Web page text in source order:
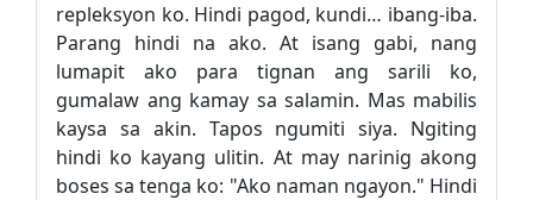
repleksyon ko. Hindi pagod, kundi… ibang-iba.
Parang hindi na ako. At isang gabi, nang
lumapit ako para tignan ang sarili ko,
gumalaw ang kamay sa salamin. Mas mabilis
kaysa sa akin. Tapos ngumiti siya. Ngiting
hindi ko kayang ulitin. At may narinig akong
boses sa tenga ko: "Ako naman ngayon." Hindi